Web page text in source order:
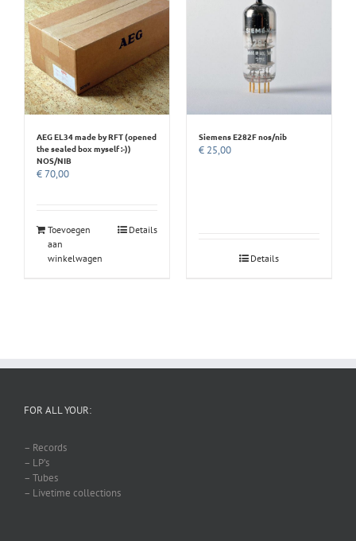
AEG EL34 made by RFT (opened
the sealed box myself :-))
NOS/NIB
€70,00
Toevoegen
aan
winkelwagen
Details
Siemens E282F nos/nib
€ 25,00
Details
FOR ALL YOUR:
– Records
– LP’s
– Tubes
– Livetime collections